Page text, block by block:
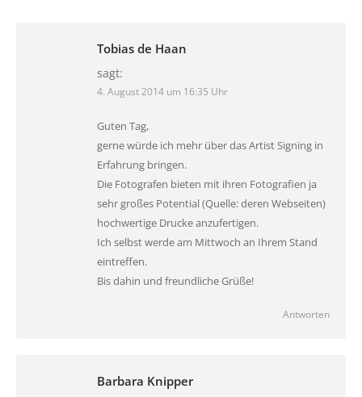
Tobias de Haan
sagt:
4. August 2014 um 16:35 Uhr
Guten Tag,
gerne würde ich mehr über das Artist Signing in
Erfahrung bringen.
Die Fotografen bieten mit ihren Fotografien ja
sehr großes Potential (Quelle: deren Webseiten)
hochwertige Drucke anzufertigen.
Ich selbst werde am Mittwoch an Ihrem Stand
eintreffen.
Bis dahin und freundliche Grüße!
Antworten
Barbara Knipper